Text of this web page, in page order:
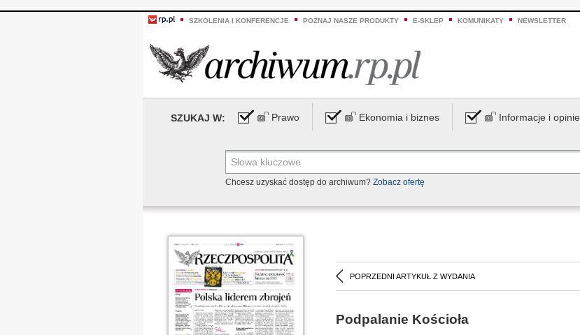
SZKOLENIA I KONFERENCJE POZNAJ NASZE PRODUKTY E-SKLEP KOMUNIKATY NEWSLETTER
SZUKAJ W: Prawo Ekonomia i biznes Informacje i opinie
Chcesz uzyskać dostęp do archiwum? Zobacz ofertę
POPRZEDNI ARTYKUŁ Z WYDANIA
Podpalanie Kościoła